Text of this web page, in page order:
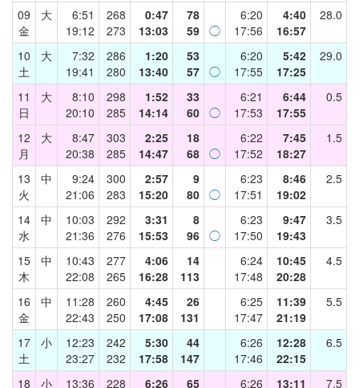
09
金
大
6:51
19:12
268
273
0:47
13:03
78
59 ◯
6:20
17:56
4:40
16:57
28.0
10
土
大
7:32
19:41
286
280
1:20
13:40
53
57 ◯
6:20
17:55
5:42
17:25
29.0
11
日
大
8:10
20:10
298
285
1:52
14:14
33
60 ◯
6:21
17:53
6:44
17:55
0.5
12
月
大
8:47
20:38
303
285
2:25
14:47
18
68 ◯
6:22
17:52
7:45
18:27
1.5
13
火
中
9:24
21:06
300
283
2:57
15:20
9
80 ◯
6:23
17:51
8:46
19:02
2.5
14
水
中
10:03
21:36
292
276
3:31
15:53
8
96 ◯
6:23
17:50
9:47
19:43
3.5
15
木
中
10:43
22:08
277
265
4:06
16:28
14
113
6:24
17:48
10:45
20:28
4.5
16
金
中
11:28
22:43
260
250
4:45
17:08
26
131
6:25
17:47
11:39
21:19
5.5
17
土
小
12:23
23:27
242
232
5:30
17:58
44
147
6:26
17:46
12:28
22:15
6.5
18 小 13:36 228 6:26 65 6:26 13:11 7.5